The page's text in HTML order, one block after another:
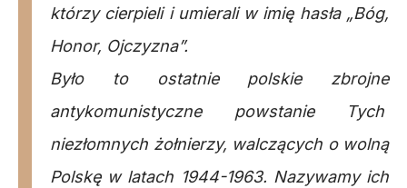
którzy cierpieli i umierali w imię hasła „Bóg,
Honor, Ojczyzna”.
Było to ostatnie polskie zbrojne
antykomunistyczne powstanie Tych
niezłomnych żołnierzy, walczących o wolną
Polskę w latach 1944-1963. Nazywamy ich